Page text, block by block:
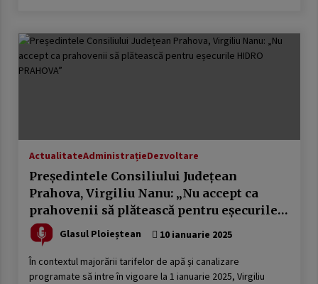
ActualitateAdministrațieDezvoltare
Președintele Consiliului Județean
Prahova, Virgiliu Nanu: „Nu accept ca
prahovenii să plătească pentru eșecurile
HIDRO PRAHOVA”
Glasul Ploieștean 10 ianuarie 2025
În contextul majorării tarifelor de apă și canalizare
programate să intre în vigoare la 1 ianuarie 2025, Virgiliu